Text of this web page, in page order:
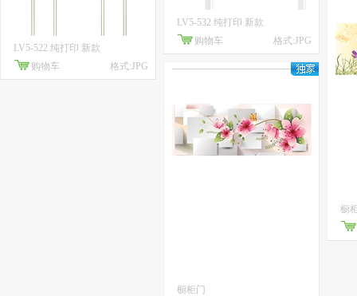
LV5-522 纯打印 新款
购物车
格式:JPG
LV5-532 纯打印 新款
购物车
格式:JPG
橱柜门
橱